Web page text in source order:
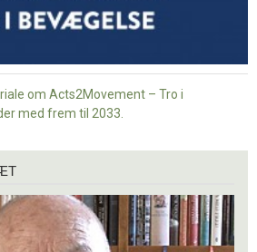
om Acts2Movement – Tro i
med frem til 2033.